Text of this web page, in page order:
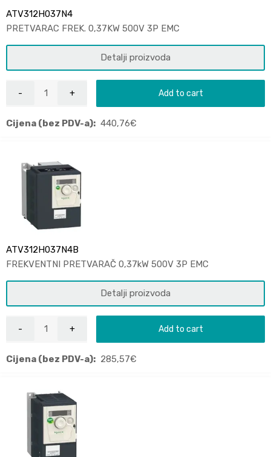
ATV312H037N4
PRETVARAC FREK. 0,37KW 500V 3P EMC
Detalji proizvoda
Add to cart
Cijena (bez PDV-a): 440,76€
ATV312H037N4B
FREKVENTNI PRETVARAČ 0,37kW 500V 3P EMC
Detalji proizvoda
Add to cart
Cijena (bez PDV-a): 285,57€